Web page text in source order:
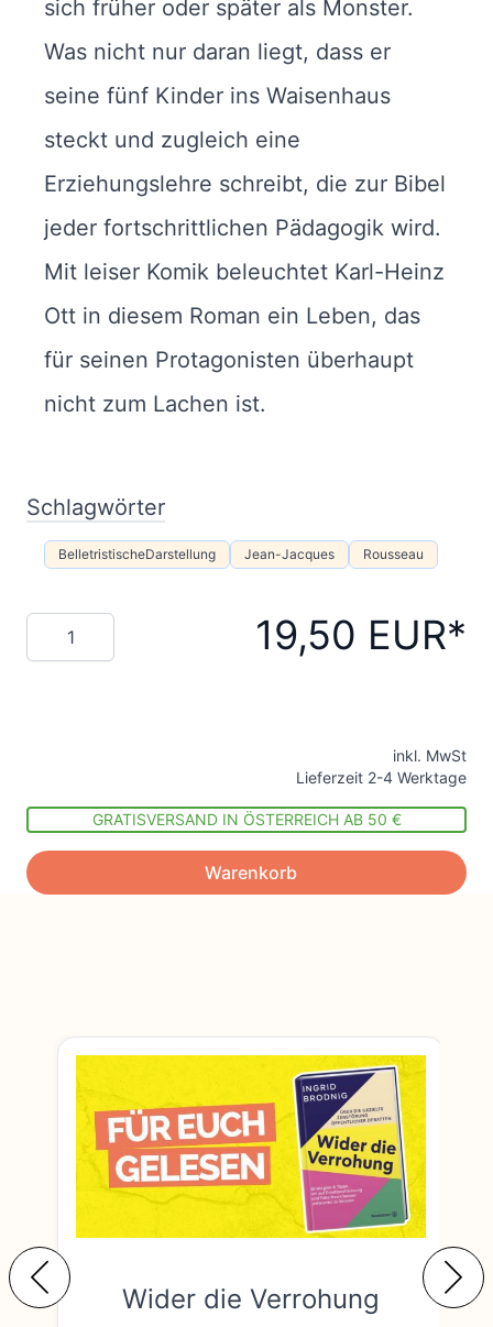
sich früher oder später als Monster.
Was nicht nur daran liegt, dass er
seine fünf Kinder ins Waisenhaus
steckt und zugleich eine
Erziehungslehre schreibt, die zur Bibel
jeder fortschrittlichen Pädagogik wird.
Mit leiser Komik beleuchtet Karl-Heinz
Ott in diesem Roman ein Leben, das
für seinen Protagonisten überhaupt
nicht zum Lachen ist.
Schlagwörter
BelletristischeDarstellung Jean-Jacques Rousseau
Menge 19,50 EUR
inkl. MwSt
Lieferzeit 2-4 Werktage
GRATISVERSAND IN ÖSTERREICH AB 50 €
Warenkorb
Wider die Verrohung